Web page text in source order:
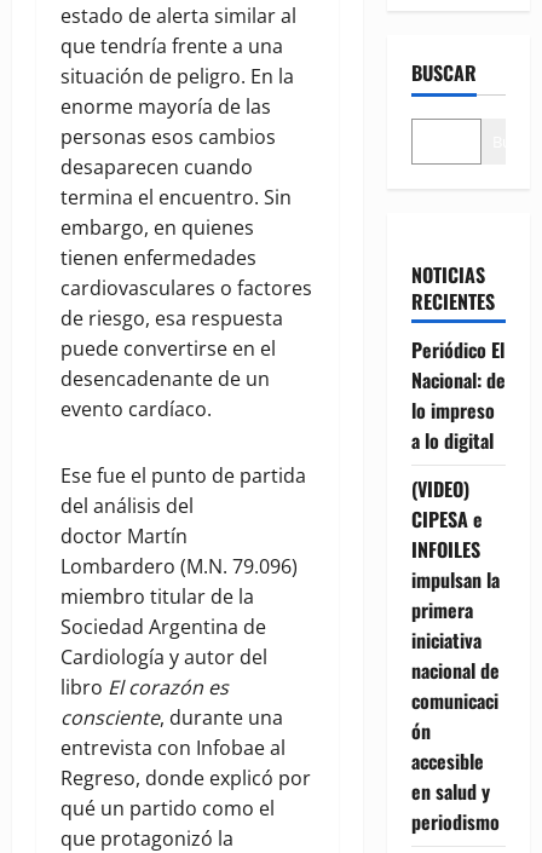
estado de alerta similar al
que tendría frente a una
situación de peligro. En la
enorme mayoría de las
personas esos cambios
desaparecen cuando
termina el encuentro. Sin
embargo, en quienes
tienen enfermedades
cardiovasculares o factores
de riesgo, esa respuesta
puede convertirse en el
desencadenante de un
evento cardíaco.
Ese fue el punto de partida
del análisis del
doctor Martín
Lombardero (M.N. 79.096)
miembro titular de la
Sociedad Argentina de
Cardiología y autor del
libro El corazón es
consciente, durante una
entrevista con Infobae al
Regreso, donde explicó por
qué un partido como el
que protagonizó la
BUSCAR
NOTICIAS
RECIENTES
Periódico El
Nacional: de
lo impreso
a lo digital
(VIDEO)
CIPESA e
INFOILES
impulsan la
primera
iniciativa
nacional de
comunicaci
ón
accesible
en salud y
periodismo